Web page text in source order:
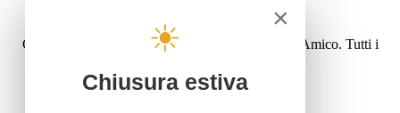
×
☀
Chiusura estiva
Copyright © 2016 Studiofisiokin - Dott. Carlo D'Amico. Tutti i
Sito web realizzato daPublivoro